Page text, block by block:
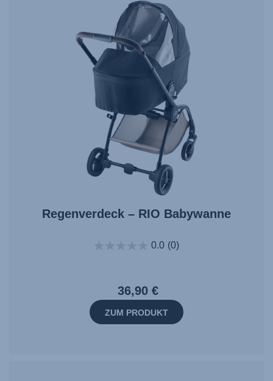
Regenverdeck – RIO Babywanne
0.0 (0)
36,90 €
ZUM PRODUKT